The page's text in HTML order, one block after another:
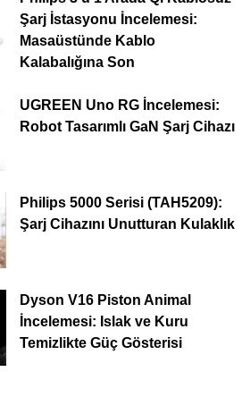
Şarj İstasyonu İncelemesi:
Masaüstünde Kablo
Kalabalığına Son
UGREEN Uno RG İncelemesi:
Robot Tasarımlı GaN Şarj Cihazı
Philips 5000 Serisi (TAH5209):
Şarj Cihazını Unutturan Kulaklık
Dyson V16 Piston Animal
İncelemesi: Islak ve Kuru
Temizlikte Güç Gösterisi